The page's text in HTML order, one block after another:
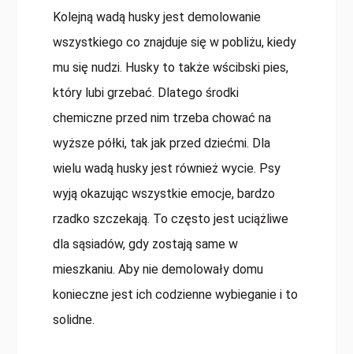
Kolejną wadą husky jest demolowanie
wszystkiego co znajduje się w pobliżu, kiedy
mu się nudzi. Husky to także wścibski pies,
który lubi grzebać. Dlatego środki
chemiczne przed nim trzeba chować na
wyższe półki, tak jak przed dziećmi. Dla
wielu wadą husky jest również wycie. Psy
wyją okazując wszystkie emocje, bardzo
rzadko szczekają. To często jest uciążliwe
dla sąsiadów, gdy zostają same w
mieszkaniu. Aby nie demolowały domu
konieczne jest ich codzienne wybieganie i to
solidne.